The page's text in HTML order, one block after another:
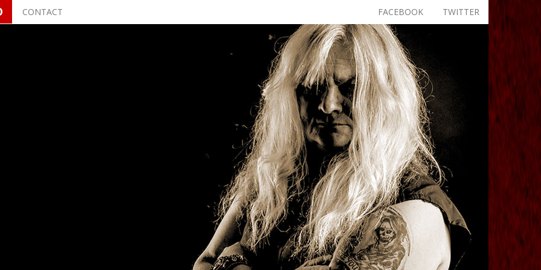
CONTACT TWITTER
FACEBOOK